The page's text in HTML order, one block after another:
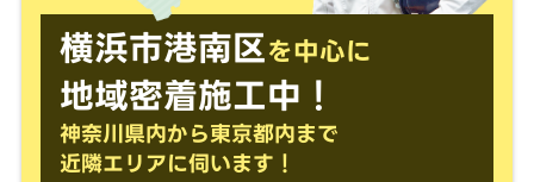
横浜市港南区 を中心に
地域密着施工中！
神奈川県内から東京都内まで
近隣エリアに伺います！